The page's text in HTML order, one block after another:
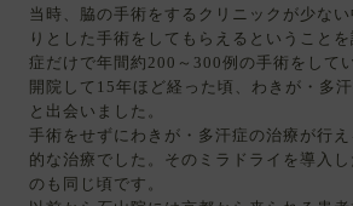
人】
当時、脇の手術をするクリニックが少な
りとした手術をしてもらえるということ
症だけで年間約200～300例の手術をして
開院して15年ほど経った頃、わきが・多
と出会いました。
手術をせずにわきが・多汗症の治療が行
的な治療でした。そのミラドライを導入
のも同じ頃です。